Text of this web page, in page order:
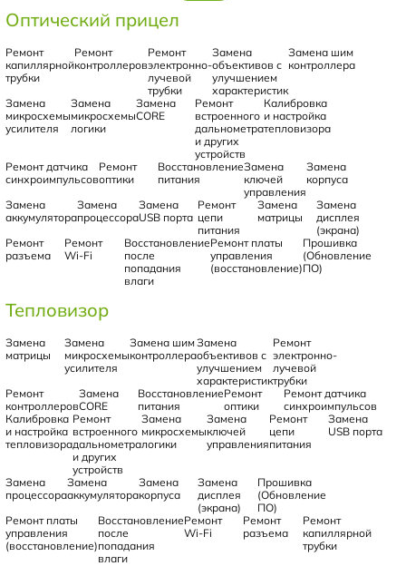
Оптический прицел
Ремонт
капиллярной
трубки
Ремонт
контроллеров
Ремонт
электронно-
лучевой
трубки
Замена
объективов с
улучшением
характеристик
Замена шим
контроллера
Замена
микросхемы
усилителя
Замена
микросхемы
логики
Замена
CORE
Ремонт
встроенного
дальнометра
и других
устройств
Калибровка
и настройка
тепловизора
Ремонт датчика
синхроимпульсов
Ремонт
оптики
Восстановление
питания
Замена
ключей
управления
Замена
корпуса
Замена
аккумулятора
Замена
процессора
Замена
USB порта
Ремонт
цепи
питания
Замена
матрицы
Замена
дисплея
(экрана)
Ремонт
разъема
Ремонт
Wi-Fi
Восстановление
после
попадания
влаги
Ремонт платы
управления
(восстановление)
Прошивка
(Обновление
ПО)
Тепловизор
Замена
матрицы
Замена
микросхемы
усилителя
Замена шим
контроллера
Замена
объективов с
улучшением
характеристик
Ремонт
электронно-
лучевой
трубки
Ремонт
контроллеров
Замена
CORE
Восстановление
питания
Ремонт
оптики
Ремонт датчика
синхроимпульсов
Калибровка
и настройка
тепловизора
Ремонт
встроенного
дальнометра
и других
устройств
Замена
микросхемы
логики
Замена
ключей
управления
Ремонт
цепи
питания
Замена
USB порта
Замена
процессора
Замена
аккумулятора
Замена
корпуса
Замена
дисплея
(экрана)
Прошивка
(Обновление
ПО)
Ремонт платы
управления
(восстановление)
Восстановление
после
попадания
влаги
Ремонт
Wi-Fi
Ремонт
разъема
Ремонт
капиллярной
трубки